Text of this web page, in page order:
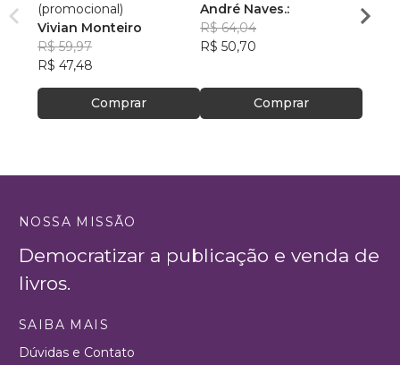
(promocional)
Vivian Monteiro
R$ 59,97
R$ 47,48
Comprar
André Naves.:
R$ 64,04
R$ 50,70
Comprar
R$
NOSSA MISSÃO
Democratizar a publicação e venda de
livros.
SAIBA MAIS
Dúvidas e Contato